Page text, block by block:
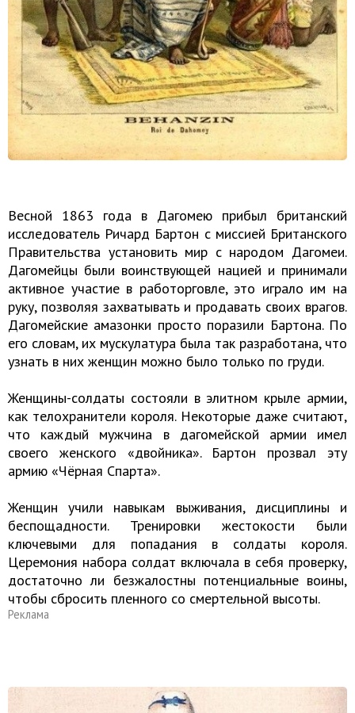
Весной 1863 года в Дагомею прибыл британский
исследователь Ричард Бартон с миссией Британского
Правительства установить мир с народом Дагомеи.
Дагомейцы были воинствующей нацией и принимали
активное участие в работорговле, это играло им на
руку, позволяя захватывать и продавать своих врагов.
Дагомейские амазонки просто поразили Бартона. По
его словам, их мускулатура была так разработана, что
узнать в них женщин можно было только по груди.
Женщины-солдаты состояли в элитном крыле армии,
как телохранители короля. Некоторые даже считают,
что каждый мужчина в дагомейской армии имел
своего женского «двойника». Бартон прозвал эту
армию «Чёрная Спарта».
Женщин учили навыкам выживания, дисциплины и
беспощадности. Тренировки жестокости были
ключевыми для попадания в солдаты короля.
Церемония набора солдат включала в себя проверку,
достаточно ли безжалостны потенциальные воины,
чтобы сбросить пленного со смертельной высоты.
Реклама